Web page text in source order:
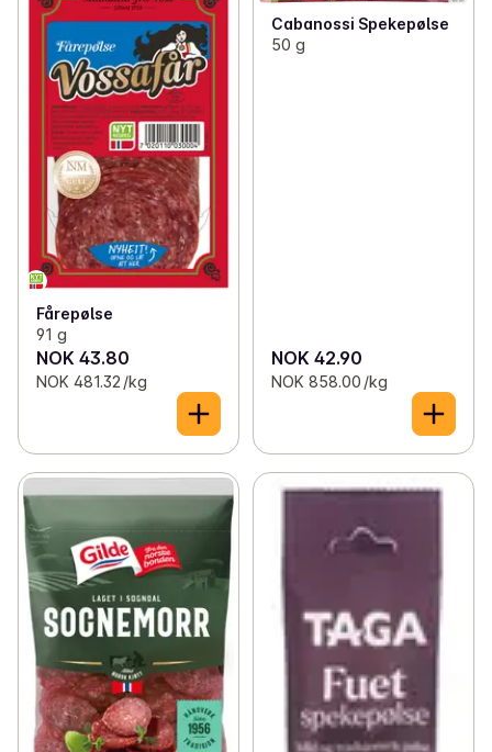
Fårepølse
91 g
NOK 43.80
NOK 481.32 /kg
Cabanossi Spekepølse
50 g
NOK 42.90
NOK 858.00 /kg